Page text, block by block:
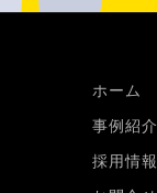
ホーム
事例紹介
採用情報